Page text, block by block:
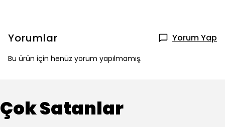
Yorumlar Yorum Yap
Bu ürün için henüz yorum yapılmamış.
Çok Satanlar